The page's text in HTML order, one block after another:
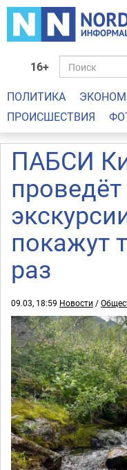
16+
ПОЛИТИКА
ПРОИСШЕСТВИЯ
ПАБСИ
покажут
раз
09.03, 18:59 Новости /